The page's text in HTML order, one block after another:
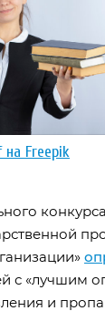
Freepik
с «лучшим
и